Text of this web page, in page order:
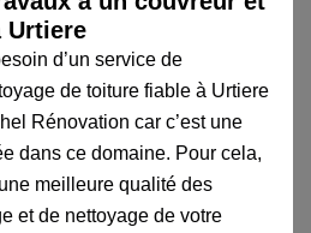
Urtiere
d’un service de
de toiture fiable à Urtiere
Rénovation car c’est une
dans ce domaine. Pour cela,
meilleure qualité des
et de nettoyage de votre